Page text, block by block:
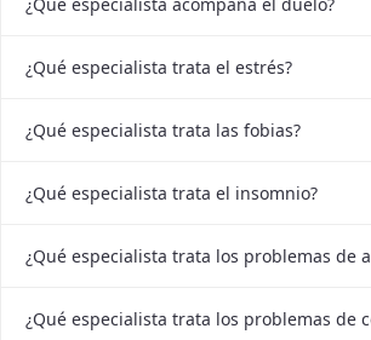
¿Qué especialista acompaña el duelo?
¿Qué especialista trata el estrés?
¿Qué especialista trata las fobias?
¿Qué especialista trata el insomnio?
¿Qué especialista trata los problemas de
¿Qué especialista trata los problemas de